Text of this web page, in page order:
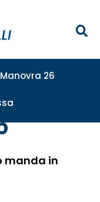
26
manda in